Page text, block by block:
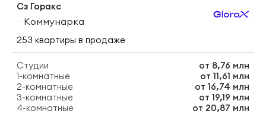
Сз Горакс
Коммунарка
253 квартиры в продаже
Студии от 8,76 млн
1-комнатные
от 11,61 млн
2-комнатные
от 16,74 млн
3-комнатные
от 19,19 млн
4-комнатные
от 20,87 млн